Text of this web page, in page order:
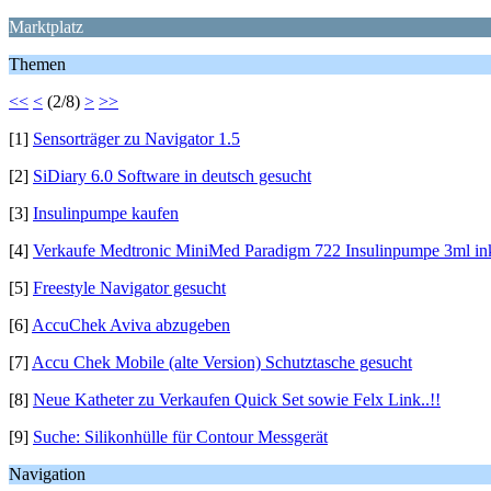
Marktplatz
Themen
<< < (2/8) > >>
[1] Sensorträger zu Navigator 1.5
[2] SiDiary 6.0 Software in deutsch gesucht
[3] Insulinpumpe kaufen
[4] Verkaufe Medtronic MiniMed Paradigm 722 Insulinpumpe 3ml
[5] Freestyle Navigator gesucht
[6] AccuChek Aviva abzugeben
[7] Accu Chek Mobile (alte Version) Schutztasche gesucht
[8] Neue Katheter zu Verkaufen Quick Set sowie Felx Link..!!
[9] Suche: Silikonhülle für Contour Messgerät
Navigation